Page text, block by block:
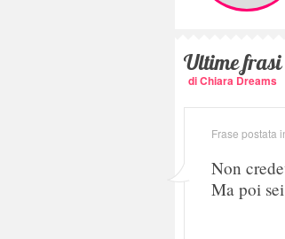
Ultime frasi
di Chiara Dreams
Frase postata
Non
Ma poi